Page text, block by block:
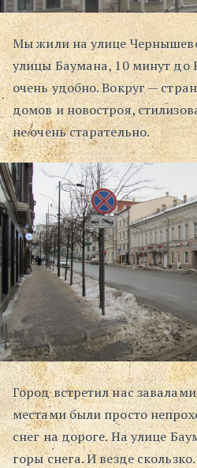
Мы жили на улице
улицы Баумана, 10 минут до
очень удобно. Вокруг —
домов и новостроя,
не очень старательно.
Город встретил нас
местами были просто
снег на дороге. На улице
горы снега. И везде